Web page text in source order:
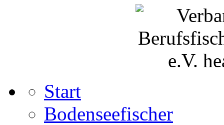
Start
Bodenseefischer